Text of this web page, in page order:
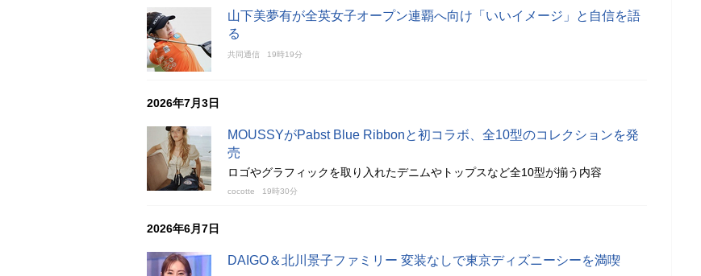
山下美夢有が全英女子オープン連覇へ向け「いいイメージ」と自信を語
る
共同通信 19時19分
2026年7月3日
MOUSSYがPabst Blue Ribbonと初コラボ、全10型のコレクションを発
売
ロゴやグラフィックを取り入れたデニムやトップスなど全10型が揃う内容
cocotte 19時30分
2026年6月7日
DAIGO＆北川景子ファミリー 変装なしで東京ディズニーシーを満喫